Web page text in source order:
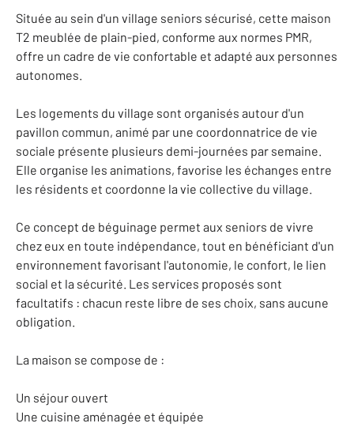
Située au sein d'un village seniors sécurisé, cette maison
T2 meublée de plain-pied, conforme aux normes PMR,
offre un cadre de vie confortable et adapté aux personnes
autonomes.
Les logements du village sont organisés autour d'un
pavillon commun, animé par une coordonnatrice de vie
sociale présente plusieurs demi-journées par semaine.
Elle organise les animations, favorise les échanges entre
les résidents et coordonne la vie collective du village.
Ce concept de béguinage permet aux seniors de vivre
chez eux en toute indépendance, tout en bénéficiant d'un
environnement favorisant l'autonomie, le confort, le lien
social et la sécurité. Les services proposés sont
facultatifs : chacun reste libre de ses choix, sans aucune
obligation.
La maison se compose de :
Un séjour ouvert
Une cuisine aménagée et équipée